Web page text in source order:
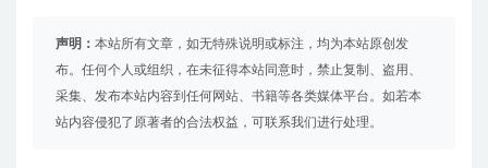
声明： 本站所有文章，如无特殊说明或标注，均为本站原创发
布。任何个人或组织，在未征得本站同意时，禁止复制、盗用、
采集、发布本站内容到任何网站、书籍等各类媒体平台。如若本
站内容侵犯了原著者的合法权益，可联系我们进行处理。